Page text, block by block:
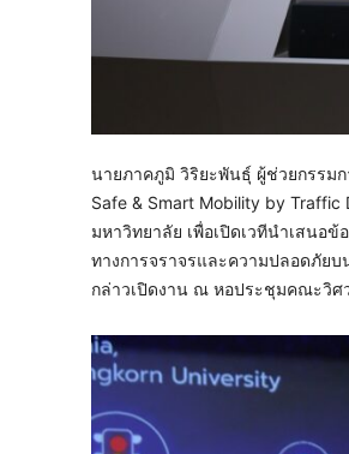
นายภาคภูมิ วิริยะพันธุ์ ผู้ช่วยกรรม
Safe & Smart Mobility by
มหาวิทยาลัย เพื่อเปิดเวทีนำเสนอ
ทางการจราจรและความปลอดภัย
กล่าวเปิดงาน ณ หอประชุมคณะวิ